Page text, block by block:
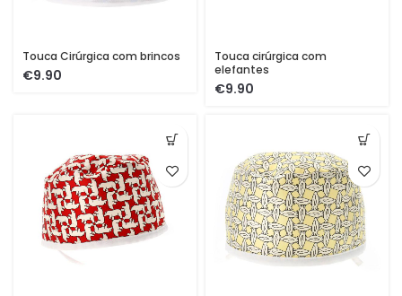
Touca Cirúrgica com brincos
€
Touca cirúrgica com
elefantes
€